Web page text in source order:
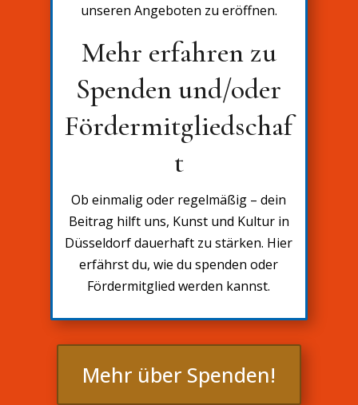
unseren Angeboten zu eröffnen.
Mehr erfahren zu
Spenden und/oder
Fördermitgliedschaf
t
Ob einmalig oder regelmäßig – dein
Beitrag hilft uns, Kunst und Kultur in
Düsseldorf dauerhaft zu stärken. Hier
erfährst du, wie du spenden oder
Fördermitglied werden kannst.
Mehr über Spenden!